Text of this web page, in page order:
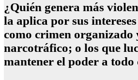
¿Quién genera más
la aplica por sus
como crimen organizado
narcotráfico; o los que
mantener el poder a